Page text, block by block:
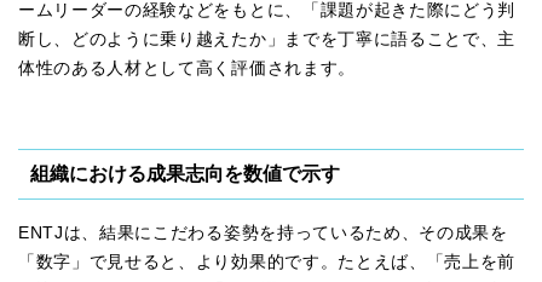
ームリーダーの経験などをもとに、「課題が起きた際にどう判
断し、どのように乗り越えたか」までを丁寧に語ることで、主
体性のある人材として高く評価されます。
組織における成果志向を数値で示す
ENTJは、結果にこだわる姿勢を持っているため、その成果を
「数字」で見せると、より効果的です。たとえば、「売上を前